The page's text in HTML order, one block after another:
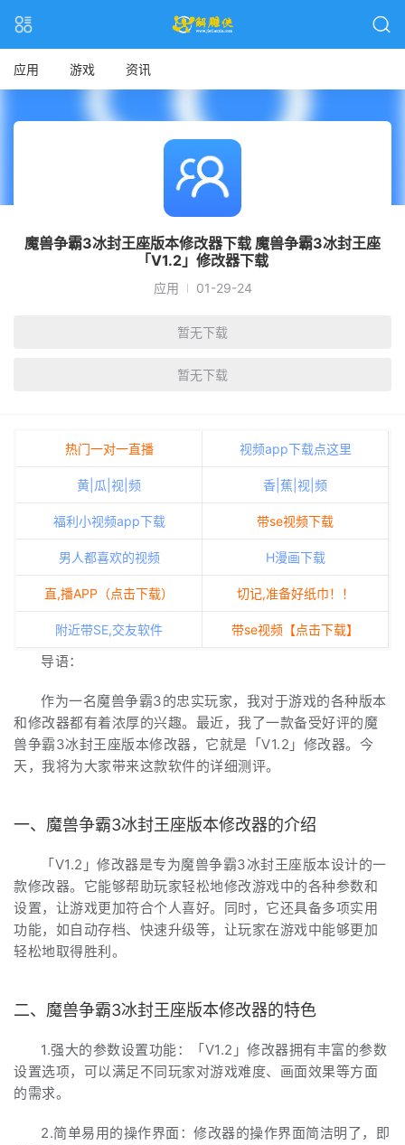
应用 游戏 资讯
魔兽争霸3冰封王座版本修改器下载 魔兽争霸3冰封王座
「V1.2」修改器下载
应用 01-29-24
暂无下载
暂无下载
热门一对一直播 视频app下载点这里
黄|瓜|视|频 香|蕉|视|频
福利小视频app下载 带se视频下载
男人都喜欢的视频 H漫画下载
直,播APP（点击下载） 切记,准备好纸巾！！
附近带SE,交友软件 带se视频【点击下载】
导语：
作为一名魔兽争霸3的忠实玩家，我对于游戏的各种版本
和修改器都有着浓厚的兴趣。最近，我了一款备受好评的魔
兽争霸3冰封王座版本修改器，它就是「V1.2」修改器。今
天，我将为大家带来这款软件的详细测评。
一、魔兽争霸3冰封王座版本修改器的介绍
「V1.2」修改器是专为魔兽争霸3冰封王座版本设计的一
款修改器。它能够帮助玩家轻松地修改游戏中的各种参数和
设置，让游戏更加符合个人喜好。同时，它还具备多项实用
功能，如自动存档、快速升级等，让玩家在游戏中能够更加
轻松地取得胜利。
二、魔兽争霸3冰封王座版本修改器的特色
1.强大的参数设置功能：「V1.2」修改器拥有丰富的参数
设置选项，可以满足不同玩家对游戏难度、画面效果等方面
的需求。
2.简单易用的操作界面：修改器的操作界面简洁明了，即